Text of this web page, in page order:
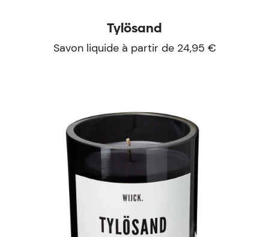
Tylösand
Savon liquide à partir de 24,95 €